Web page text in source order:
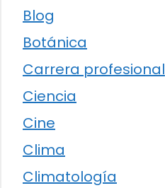
Blog
Botánica
Carrera profesional
Ciencia
Cine
Clima
Climatología